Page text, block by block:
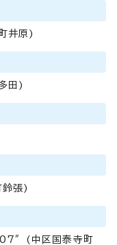
井原)
田)
張)
中区国泰寺町